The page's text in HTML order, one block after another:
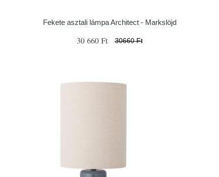
Fekete asztali lámpa Architect - Markslöjd
30 660 Ft 30660 Ft